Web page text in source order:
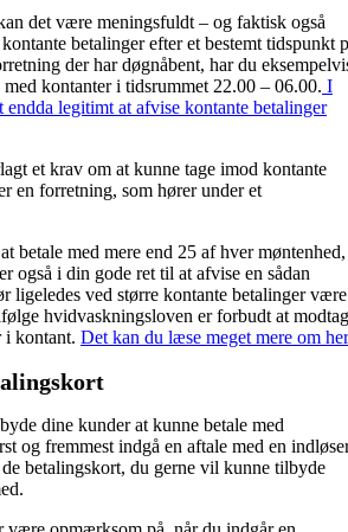
det være meningsfuldt – og faktisk også
betalinger efter et bestemt tidspunkt
der har døgnåbent, har du
kontanter i tidsrummet 22.00 – 06.00. I
endda legitimt at afvise kontante betalinger
et krav om at kunne tage imod kontante
en forretning, som hører under et
betale med mere end 25 af hver møntenhed,
også i din gode ret til at afvise en sådan
ligeledes ved større kontante betalinger være
hvidvaskningsloven er forbudt at
i kontant. Det kan du læse meget mere om
dine kunder at kunne betale med
og fremmest indgå en aftale med en
betalingskort, du gerne vil kunne tilbyde